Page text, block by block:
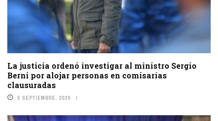
La justicia ordenó investigar al ministro Sergio
Berni por alojar personas en comisarías
clausuradas
9 SEPTIEMBRE, 2020